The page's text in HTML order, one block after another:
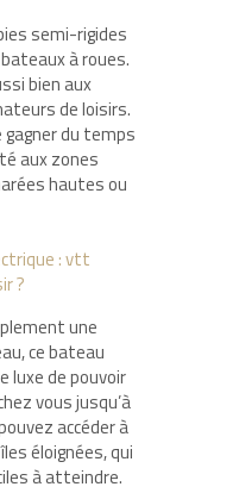
semi-rigides
à roues.
bien aux
de loisirs.
du temps
aux zones
hautes ou
: vtt
?
une
ce bateau
luxe de pouvoir
vous jusqu’à
accéder à
éloignées, qui
à atteindre.